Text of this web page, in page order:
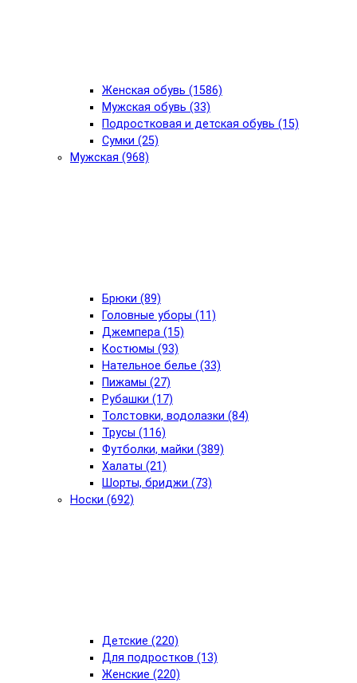
Женская обувь (1586)
Мужская обувь (33)
Подростковая и детская обувь (15)
Сумки (25)
Мужская (968)
Брюки (89)
Головные уборы (11)
Джемпера (15)
Костюмы (93)
Нательное белье (33)
Пижамы (27)
Рубашки (17)
Толстовки, водолазки (84)
Трусы (116)
Футболки, майки (389)
Халаты (21)
Шорты, бриджи (73)
Носки (692)
Детские (220)
Для подростков (13)
Женские (220)